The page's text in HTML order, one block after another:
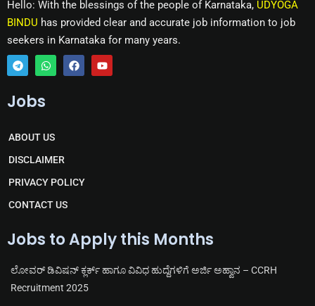
Hello: With the blessings of the people of Karnataka, UDYOGA
BINDU has provided clear and accurate job information to job
seekers in Karnataka for many years.
T
l
r
a
m
W
a
a
p
p
F Y
Jobs
ABOUT US
DISCLAIMER
PRIVACY POLICY
CONTACT US
Jobs to Apply this Months
ಲೋವರ್ ಡಿವಿಷನ್ ಕ್ಲರ್ಕ್ ಹಾಗೂ ವಿವಿಧ ಹುದ್ದೆಗಳಿಗೆ ಅರ್ಜಿ ಅಹ್ವಾನ – CCRH
Recruitment 2025